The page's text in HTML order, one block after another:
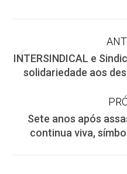
de
INTERSINDICAL e
solidariedade aos
Sete anos após
continua viva,